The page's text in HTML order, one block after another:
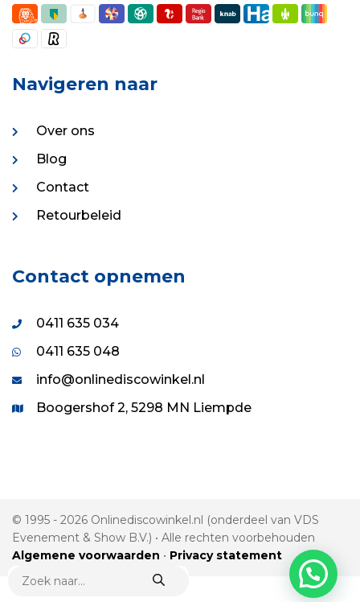
ZOEKEN
Navigeren naar
Over ons
Blog
Contact
Retourbeleid
Contact opnemen
0411 635 034
0411 635 048
info@onlinediscowinkel.nl
Boogershof 2, 5298 MN Liempde
© 1995 - 2026 Onlinediscowinkel.nl (onderdeel van VDS
Evenement & Show B.V.) • Alle rechten voorbehouden
Algemene voorwaarden • Privacy statement